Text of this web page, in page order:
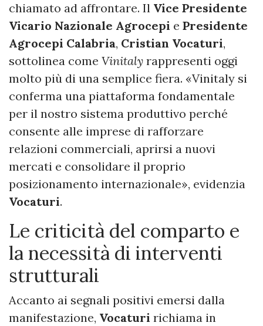
chiamato ad affrontare. Il Vice Presidente
Vicario Nazionale Agrocepi e Presidente
Agrocepi Calabria, Cristian Vocaturi,
sottolinea come Vinitaly rappresenti oggi
molto più di una semplice fiera. «Vinitaly si
conferma una piattaforma fondamentale
per il nostro sistema produttivo perché
consente alle imprese di rafforzare
relazioni commerciali, aprirsi a nuovi
mercati e consolidare il proprio
posizionamento internazionale», evidenzia
Vocaturi.
Le criticità del comparto e
la necessità di interventi
strutturali
Accanto ai segnali positivi emersi dalla
manifestazione, Vocaturi richiama in